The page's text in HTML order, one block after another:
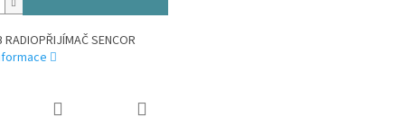
RADIOPŘIJÍMAČ SENCOR